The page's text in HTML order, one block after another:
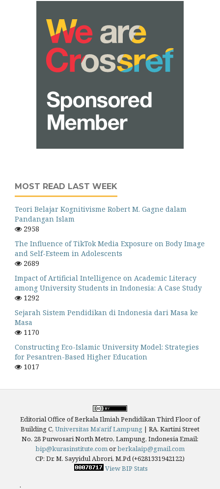
MOST READ LAST WEEK
Teori Belajar Kognitivisme Robert M. Gagne dalam
Pandangan Islam
2958
The Influence of TikTok Media Exposure on Body Image
and Self-Esteem in Adolescents
2689
Impact of Artificial Intelligence on Academic Literacy
among University Students in Indonesia: A Case Study
1292
Sejarah Sistem Pendidikan di Indonesia dari Masa ke
Masa
1170
Constructing Eco-Islamic University Model: Strategies
for Pesantren-Based Higher Education
1017
Editorial Office of Berkala Ilmiah Pendidikan Third Floor of
Building C, Universitas Ma'arif Lampung | RA. Kartini Street
No. 28 Purwosari North Metro, Lampung, IndonesiaEmail:
bip@kurasinstitute.comorberkalaip@gmail.com
CP: Dr. M. Sayyidul Abrori, M.Pd (+6281331942122)
View BIP Stats
.